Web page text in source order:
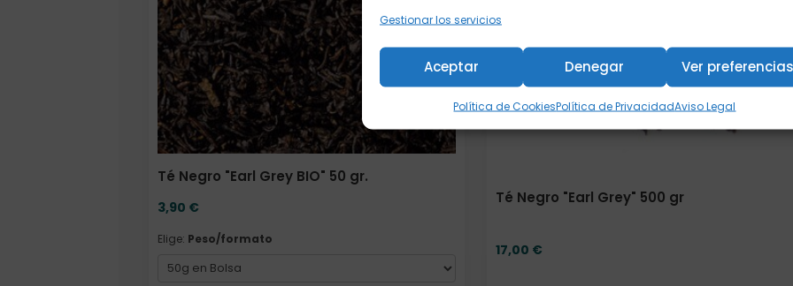
Gestionar los servicios
Aceptar Denegar Ver
Política de CookiesPolítica de PrivacidadAviso Legal
Té Negro "Earl Grey BIO" 50 gr.
3,90 €
Elige: Peso/formato
Té Negro "Earl Grey" 500 gr
17,00 €